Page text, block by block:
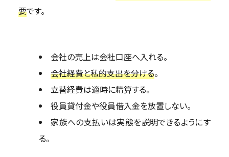
要です。
会社の売上は会社口座へ入れる。
会社経費と私的支出を分ける。
立替経費は適時に精算する。
役員貸付金や役員借入金を放置しない。
家族への支払いは実態を説明できるようにす
る。